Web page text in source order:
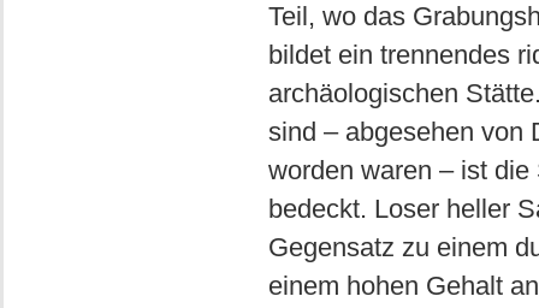
Teil, wo das
bildet ein trennendes
archäologischen
sind – abgesehen von
worden waren – ist
bedeckt. Loser heller
Gegensatz zu einem
einem hohen Gehalt